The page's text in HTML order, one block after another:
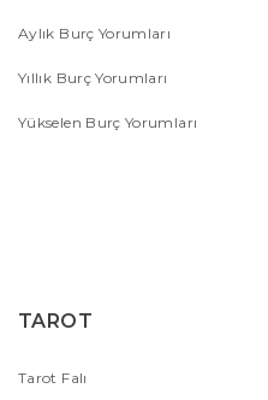
Aylık Burç Yorumları
Yıllık Burç Yorumları
Yükselen Burç Yorumları
TAROT
Tarot Falı